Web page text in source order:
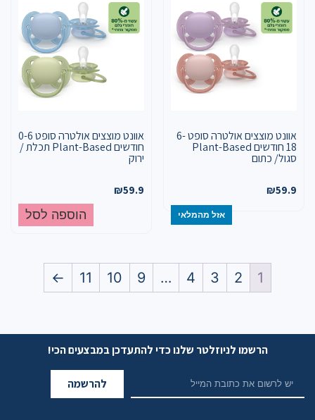
אוונט מוצצים אולטרה סופט 6-
18 חודשים Plant-Based
סגול/ כתום
₪59.9
אזל מהמלאי
אוונט מוצצים אולטרה סופט 0-6
חודשים Plant-Based תכלת /
ירוק
₪59.9
הוספה לסל
1
2
3
4
…
9
10
11
←
הרשמו לניוזלטר שלנו כדי להתעדכן במבצעים הכי!
להרשמה